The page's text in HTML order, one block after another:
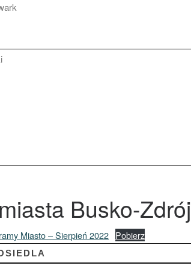
Busko-Zdrój
Miasto – Sierpień 2022 Pobierz